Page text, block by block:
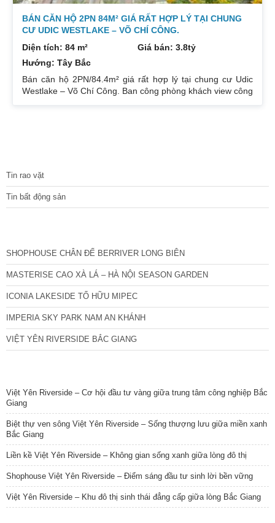
BÁN CĂN HỘ 2PN 84M² GIÁ RẤT HỢP LÝ TẠI CHUNG
CƯ UDIC WESTLAKE – VÕ CHÍ CÔNG.
Diện tích: 84 m²
Giá bán: 3.8tỷ
Hướng: Tây Bắc
Bán căn hộ 2PN/84.4m² giá rất hợp lý tại chung cư Udic
Westlake – Võ Chí Công. Ban công phòng khách view công
Tin rao vặt
Tin bất động sản
SHOPHOUSE CHÂN ĐẾ BERRIVER LONG BIÊN
MASTERISE CAO XÀ LÁ – HÀ NỘI SEASON GARDEN
ICONIA LAKESIDE TỐ HỮU MIPEC
IMPERIA SKY PARK NAM AN KHÁNH
VIỆT YÊN RIVERSIDE BẮC GIANG
Việt Yên Riverside – Cơ hội đầu tư vàng giữa trung tâm công nghiệp Bắc
Giang
Biệt thự ven sông Việt Yên Riverside – Sống thượng lưu giữa miền xanh
Bắc Giang
Liền kề Việt Yên Riverside – Không gian sống xanh giữa lòng đô thị
Shophouse Việt Yên Riverside – Điểm sáng đầu tư sinh lời bền vững
Việt Yên Riverside – Khu đô thị sinh thái đẳng cấp giữa lòng Bắc Giang